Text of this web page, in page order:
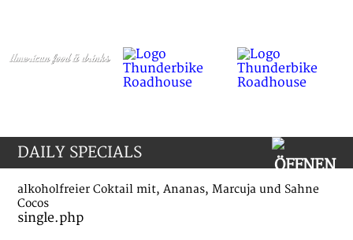
DAILY SPECIALS
alkoholfreier Coktail mit, Ananas, Marcuja und Sahne
Cocos
single.php